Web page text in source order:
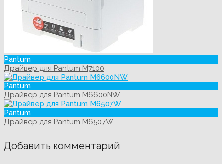
Pantum
Драйвер для Pantum M7100
Pantum
Драйвер для Pantum M6600NW
Pantum
Драйвер для Pantum M6507W
Добавить комментарий